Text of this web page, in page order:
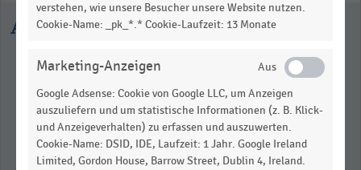
Ausgewählte Statistiken
verstehen, wie unsere Besucher unsere Website nutzen.
Cookie-Name: _pk_*.* Cookie-Laufzeit: 13 Monate
Marketing-Anzeigen
Google Adsense: Cookie von Google LLC, um Anzeigen
auszuliefern und um statistische Informationen (z. B. Klick-
und Anzeigeverhalten) zu erfassen und auszuwerten.
Cookie-Name: DSID, IDE, Laufzeit: 1 Jahr. Google Ireland
Limited, Gordon House, Barrow Street, Dublin 4, Ireland.